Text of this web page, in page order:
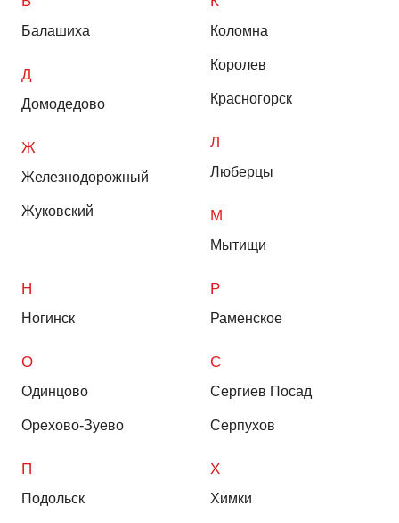
Балашиха
Д
Домодедово
Ж
Железнодорожный
Жуковский
Коломна
Королев
Красногорск
Л
Люберцы
М
Мытищи
Н
Ногинск
О
Одинцово
Орехово-Зуево
П
Подольск
Р
Раменское
С
Сергиев Посад
Серпухов
Х
Химки